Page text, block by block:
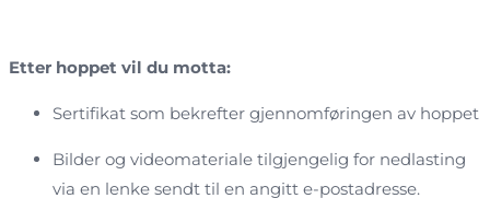
Etter hoppet vil du motta:
Sertifikat som bekrefter gjennomføringen av hoppet
Bilder og videomateriale tilgjengelig for nedlasting
via en lenke sendt til en angitt e-postadresse.